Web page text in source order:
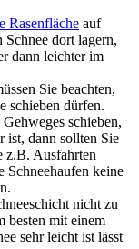
Rasenfläche auf
dort lagern,
dann leichter im
Sie beachten,
schieben dürfen.
schieben,
ist, dann sollten Sie
z.B. Ausfahrten
Schneehaufen keine
nicht zu
besten mit einem
sehr leicht ist lässt